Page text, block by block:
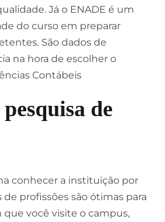
Já o ENADE é um
do curso em preparar
São dados de
na hora de escolher o
Contábeis
de
conhecer a instituição por
de profissões são ótimas para
que você visite o campus,